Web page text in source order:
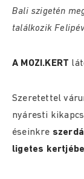
Bali szigetén
találkozik
A MOZI.KERT
Szeretettel
nyáresti
éseinkre
ligetes